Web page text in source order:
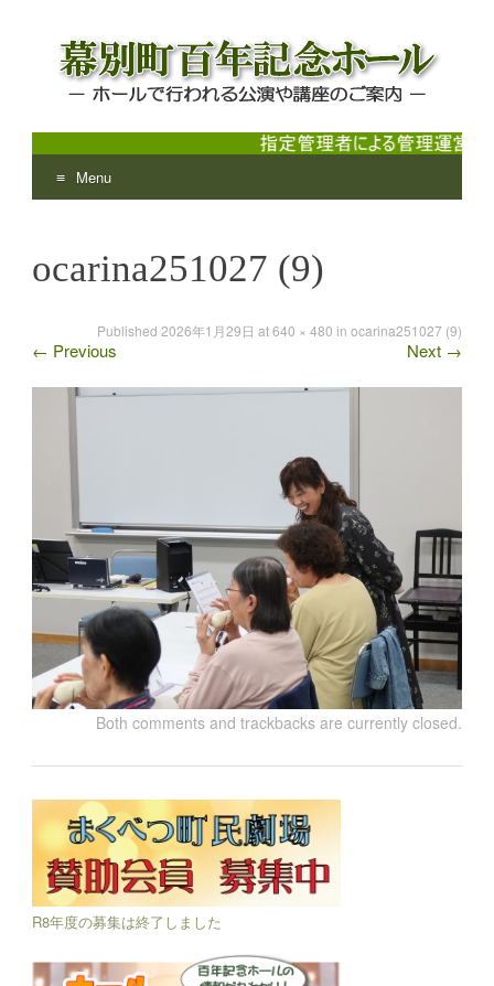
幕別町百年記念ホール
ホールで行われる公演や講座のご案内
Menu
content
ocarina251027 (9)
Published 2026年1月29日 at640 × 480 in ocarina251027 (9)
← Previous Next →
Both comments and trackbacks are currently closed.
R8年度の募集は終了しました